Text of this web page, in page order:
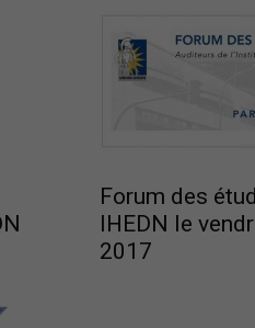
Forum des
IHEDN le
2017